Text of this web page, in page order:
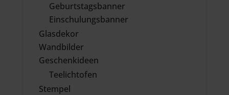
Geburtstagsbanner
Einschulungsbanner
Glasdekor
Wandbilder
Geschenkideen
Teelichtofen
Stempel